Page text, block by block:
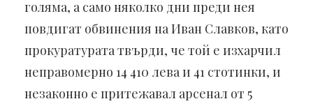
голяма, а само няколко дни преди нея
повдигат обвинения на Иван Славков, като
прокуратурата твърди, че той е изхарчил
неправомерно 14 410 лева и 41 стотинки, и
незаконно е притежавал арсенал от 5